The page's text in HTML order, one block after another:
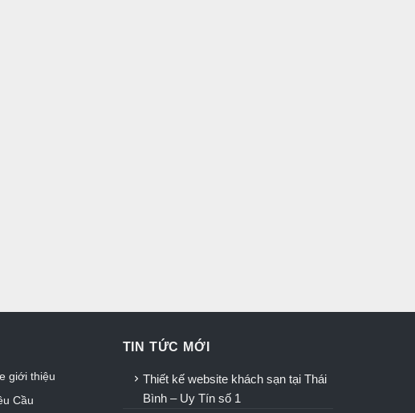
giới thiệu
Cầu
TIN TỨC MỚI
Thiết kế website khách sạn tại Thái
Bình – Uy Tín số 1